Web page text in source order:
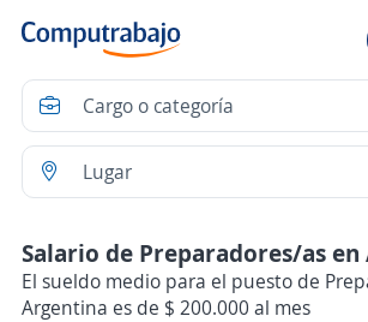
Salario de Preparadores/as
El sueldo medio para el puesto de
Argentina es de $ 200.000 al mes